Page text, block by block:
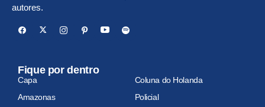
autores.
Fique por dentro
Capa
Coluna do Holanda
Amazonas
Policial